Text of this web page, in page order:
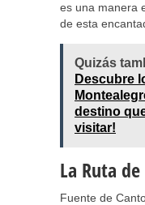
es una manera
de esta
Quizás
Descubre
destino
visitar!
La Ruta
Fuente de